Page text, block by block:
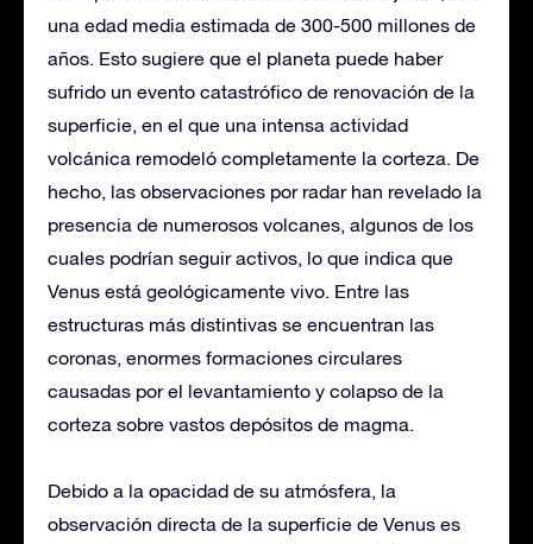
una edad media estimada de 300-500 millones de
años. Esto sugiere que el planeta puede haber
sufrido un evento catastrófico de renovación de la
superficie, en el que una intensa actividad
volcánica remodeló completamente la corteza. De
hecho, las observaciones por radar han revelado la
presencia de numerosos volcanes, algunos de los
cuales podrían seguir activos, lo que indica que
Venus está geológicamente vivo. Entre las
estructuras más distintivas se encuentran las
coronas, enormes formaciones circulares
causadas por el levantamiento y colapso de la
corteza sobre vastos depósitos de magma.
Debido a la opacidad de su atmósfera, la
observación directa de la superficie de Venus es